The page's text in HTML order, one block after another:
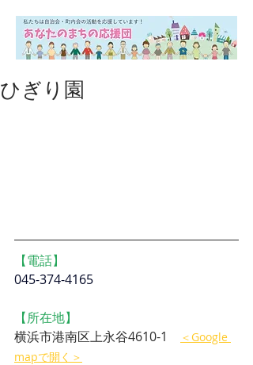
ひぎり園
【電話】
045-374-4165
【所在地】
横浜市港南区上永谷4610-1
＜Google
mapで開く＞